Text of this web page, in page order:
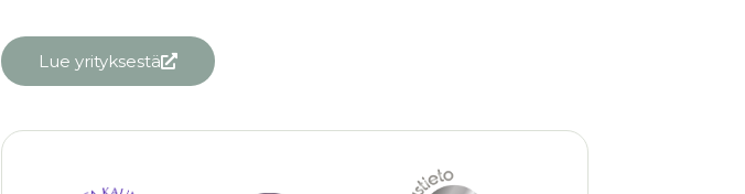
Lue yrityksestä